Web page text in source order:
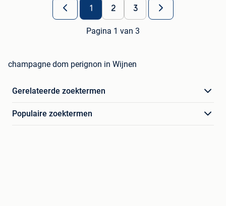
1 2 3
Pagina 1 van 3
champagne dom perignon in Wijnen
Gerelateerde zoektermen
Populaire zoektermen